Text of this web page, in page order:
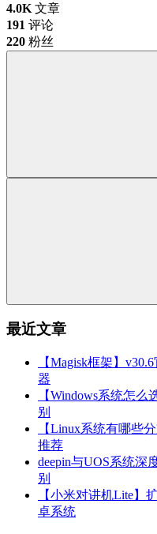
4.0K 文章
191 评论
220 粉丝
最近文章
【Magisk框架】
器
【Windows系统怎
别
【Linux系统有哪些
推荐
deepin与UOS系统深
别
【小米对讲机Lite】
卓系统